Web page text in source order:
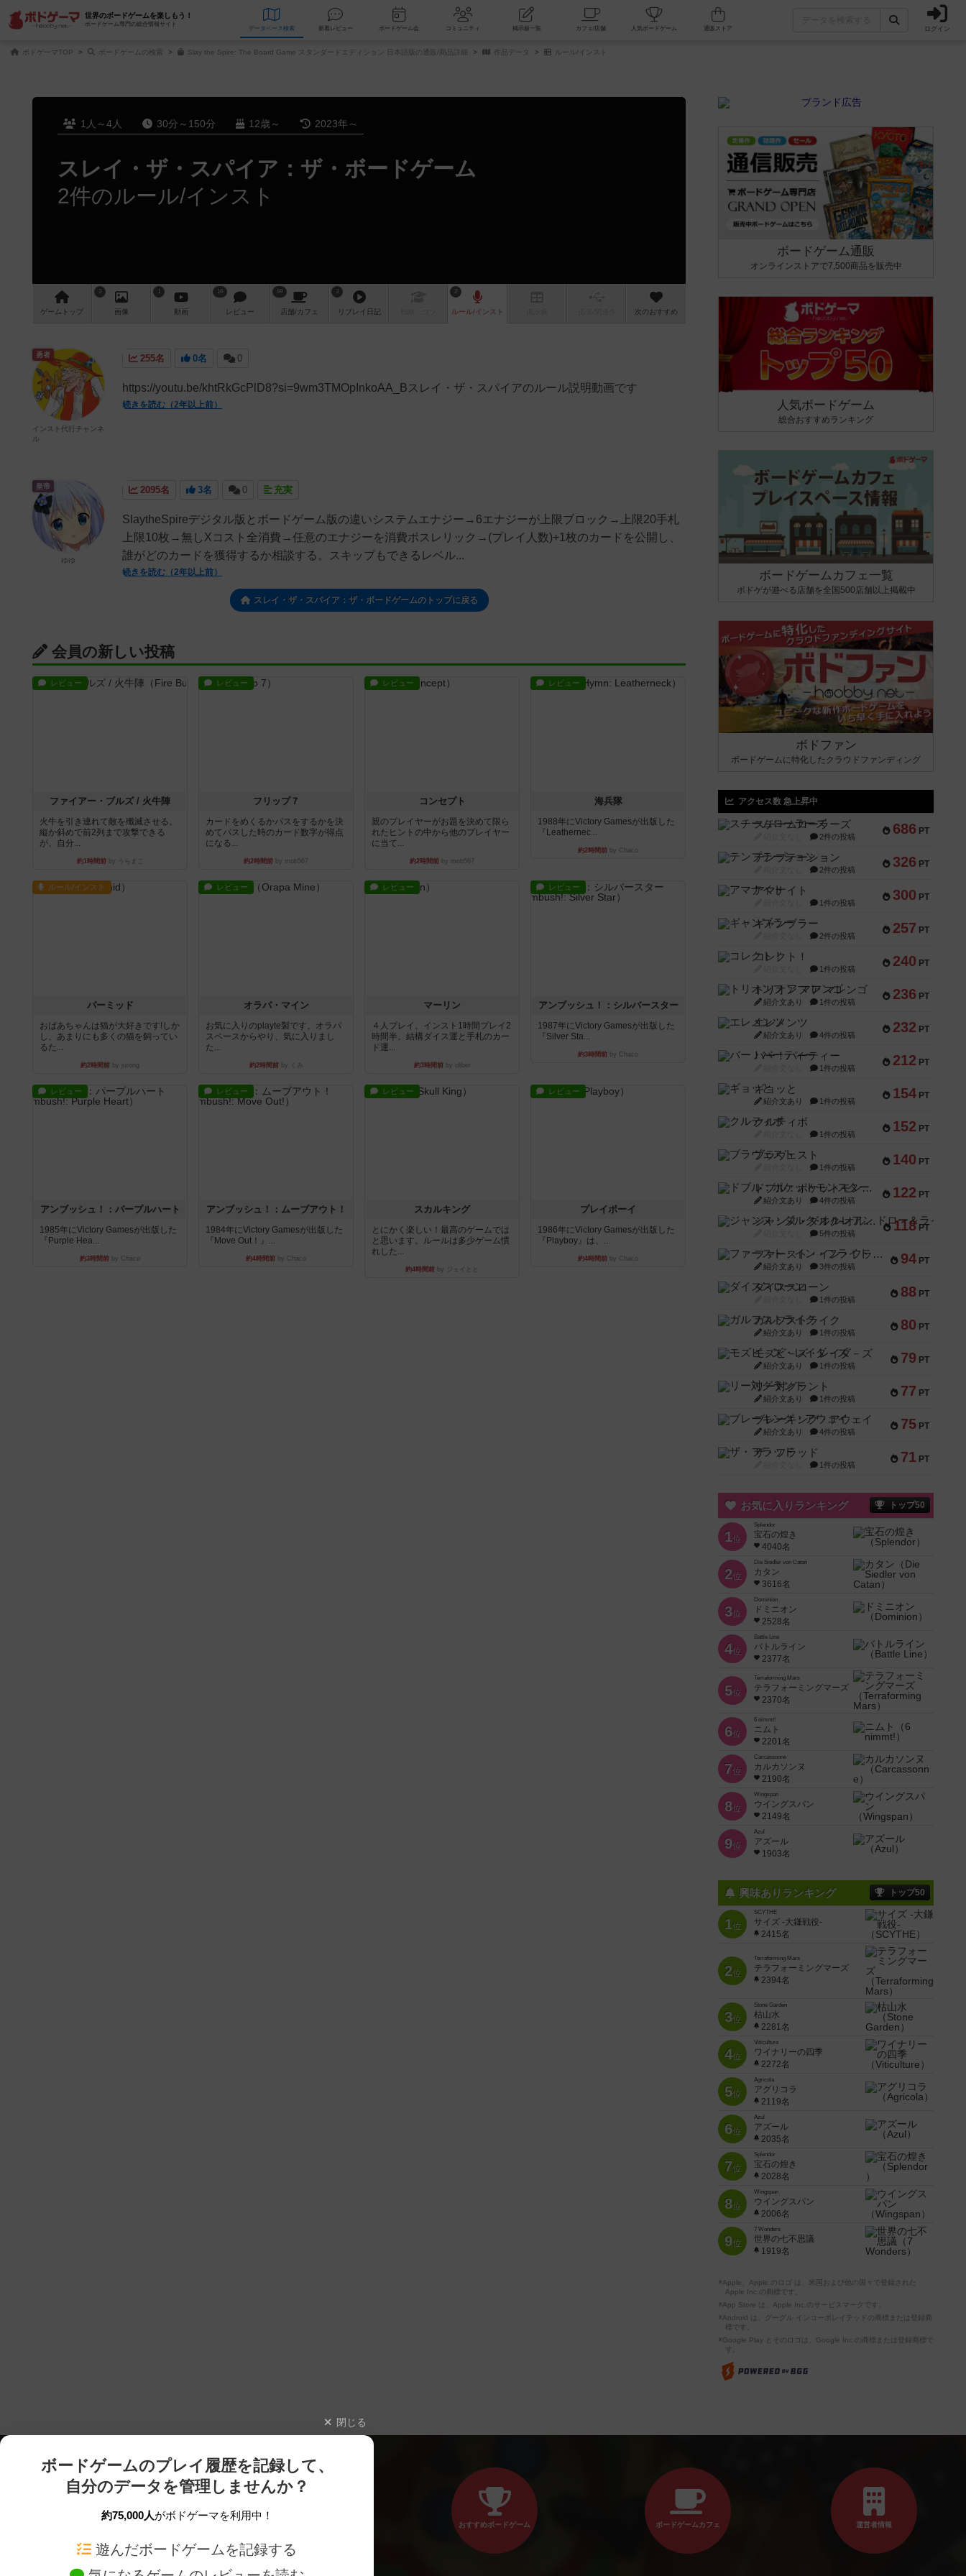
世界のボードゲームを楽しもう！
ボードゲーム専門の総合情報サイト
データベース 検索 新着レビュー ボードゲーム会 コミュニティ 掲示板一覧 カフェ/店舗 人気ボードゲーム ログイン
ボドゲーマTOP ボードゲームの検索 Slay the Spire: The Board Game スタンダードエディション 日本語版の通販/商品詳細 作品データ ルール/インスト
1人～4人 30分～150分 12歳～ 2023年～
スレイ・ザ・スパイア：ザ・ボードゲーム
2件のルール/インスト
ゲーム トップ
3
画像
1
動画
16
レビュー
69
店舗/カフェ
3
リプレイ 日記
2
ルール/インスト 次のおすすめ
255名 0名 0
https://youtu.be/khtRkGcPlD8?si=9wm3TMOpInkoAA_Bスレイ・ザ・スパイアのルール説明動画です
続きを読む（2年以上前）
勇者
インスト代行チャンネ
ル
2095名 3名 0 充実
SlaytheSpireデジタル版とボードゲーム版の違いシステムエナジー→6エナジーが上限ブロック→上限20手札
上限10枚→無しXコスト全消費→任意のエナジーを消費ボスレリック→(プレイ人数)+1枚のカードを公開し、
誰がどのカードを獲得するか相談する。スキップもできるレベル...
続きを読む（2年以上前）
皇帝
ゆゆ
スレイ・ザ・スパイア：ザ・ボードゲームのトップに戻る
会員の新しい投稿
レビュー
ファイアー・ブルズ / 火牛陣
火牛を引き連れて敵を殲滅させる。
縦か斜めで前2列まで攻撃できる
が、自分...
約1時間前by うらまこ
レビュー
フリップ７
カードをめくるかパスをするかを決
めてパスした時のカード数字が得点
になる...
約2時間前 by mob567
レビュー
コンセプト
親のプレイヤーがお題を決めて限ら
れたヒントの中から他のプレイヤー
に当て...
約2時間前 by mob567
レビュー
海兵隊
1988年にVictory Gamesが出版した
『Leathernec...
約2時間前 by Chaco
ルール/インスト
パーミッド
おばあちゃんは猫が大好きです!しか
し、あまりにも多くの猫を飼ってい
るた...
約2時間前 by jurong
レビュー
オラパ・マイン
お気に入りのplayte製です。オラパ
スペースからやり、気に入りまし
た...
約2時間前by くみ
レビュー
マーリン
４人プレイ。インスト1時間プレイ2
時間半。結構ダイス運と手札のカー
ド運...
約3時間前by oliber
レビュー
アンブッシュ！：シルバースター
1987年にVictory Gamesが出版した
『Silver Sta...
約3時間前 by Chaco
レビュー
アンブッシュ！：パープルハート
1985年にVictory Gamesが出版した
『Purple Hea...
約3時間前 by Chaco
レビュー
アンブッシュ！：ムーブアウト！
1984年にVictory Gamesが出版した
『Move Out！』...
約4時間前 by Chaco
レビュー
スカルキング
とにかく楽しい！最高のゲームでは
と思います。ルールは多少ゲーム慣
れした...
約4時間前 by ジェイとと
レビュー
プレイボーイ
1986年にVictory Gamesが出版した
『Playboy』は、...
約4時間前 by Chaco
ボードゲーム通販
オンラインストアで7,500商品を販売中
人気ボードゲーム
総合おすすめランキング
ボードゲームカフェ一覧
ボドゲが遊べる店舗を全国500店舗以上掲載中
ボドファン
ボードゲームに特化したクラウドファンディング
アクセス数 急上昇中
686 PT
スチームローラーズ
2件の投稿
326 PT
テンプテーション
2件の投稿
300 PT
アマナイト
1件の投稿
257 PT
ギャンブラー
2件の投稿
240 PT
コレクト！
1件の投稿
236 PT
トリオンフ ア マレンゴ
紹介文あり 1件の投稿
232 PT
エレメンツ
紹介文あり 4件の投稿
212 PT
バー！パーティー
1件の投稿
154 PT
ギョッと
紹介文あり 1件の投稿
152 PT
クルティボ
1件の投稿
140 PT
ブラヴェスト
1件の投稿
122 PT
ドブル：ポケットモンスター
紹介文あり 4件の投稿
118 PT
ジャンヌ・ダルク-オルレアン ドロー＆ライト
5件の投稿
94 PT
ファースト・イン・フライト
紹介文あり 3件の投稿
88 PT
ダイススローン
1件の投稿
80 PT
ガルフストライク
紹介文あり 1件の投稿
79 PT
モズビ－ズ・レイダ－ズ
紹介文あり 1件の投稿
77 PT
リー対グラント
紹介文あり 1件の投稿
75 PT
ブレーキング・アウェイ
紹介文あり 4件の投稿
71 PT
ザ・フラッド
1件の投稿
お気に入りランキング トップ50
1位
Splendor
宝石の煌き
4040名
2位
Die Siedler von Catan
カタン
3616名
3位
Dominion
ドミニオン
2528名
4位
Battle Line
バトルライン
2377名
5位
Terraforming Mars
テラフォーミングマーズ
2370名
6位
6 nimmt!
ニムト
2201名
7位
Carcassonne
カルカソンヌ
2190名
8位
Wingspan
ウイングスパン
2149名
9位
Azul
アズール
1903名
興味ありランキング トップ50
1位
SCYTHE
サイズ -大鎌戦役-
2415名
2位
Terraforming Mars
テラフォーミングマーズ
2394名
3位
Stone Garden
枯山水
2281名
4位
Viticulture
ワイナリーの四季
2272名
5位
Agricola
アグリコラ
2119名
6位
Azul
アズール
2035名
7位
Splendor
宝石の煌き
2028名
8位
Wingspan
ウイングスパン
2006名
9位
7 Wonders
世界の七不思議
1919名
※Apple、Apple のロゴ は、米国および他の国々で登録された
Apple Inc.の商標です。
※App Store は、Apple Inc.のサービスマークです。
※Android は、グーグル インコーポレイテッドの商標または登録商
標です。
※Google Play とそのロゴは、Google Inc.の商標または登録商標で
す。
閉じる
ボードゲームのプレイ履歴を記録して、
自分のデータを管理しませんか？
約75,000人がボドゲーマを利用中！
遊んだボードゲームを記録する
おすすめボードゲーム ボードゲームカフェ 運営者情報